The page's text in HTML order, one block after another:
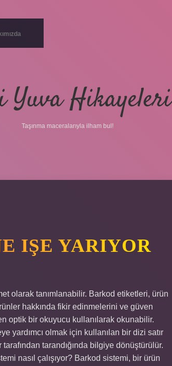
Yuva Hikayeleri
Taşınma maceralarıyla ilham bul!
IŞE YARIYOR
olarak tanımlanabilir. Barkod etiketleri, ürün
hakkında fikir edinmelerini ve güven
optik bir okuyucu kullanılarak okunabilir.
yardımcı olmak için kullanılan bir dizi satır
tarandığında bilgiye dönüştürülür.
nasıl çalışıyor? Barkod sistemi, bir ürün